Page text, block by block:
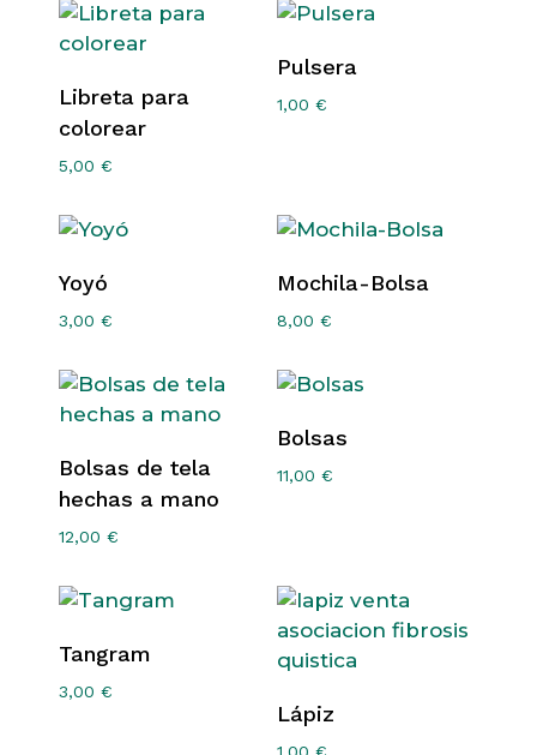
Libreta para
colorear
5,00 €
Pulsera
1,00 €
Yoyó
3,00 €
Opciones
Mochila-Bolsa
8,00 €
Opciones
Bolsas de tela
hechas a mano
12,00 €
Bolsas
11,00 €
Tangram
3,00 €
Lápiz